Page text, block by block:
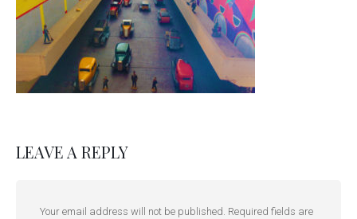
LEAVE A REPLY
Your email address will not be published. Required fields are